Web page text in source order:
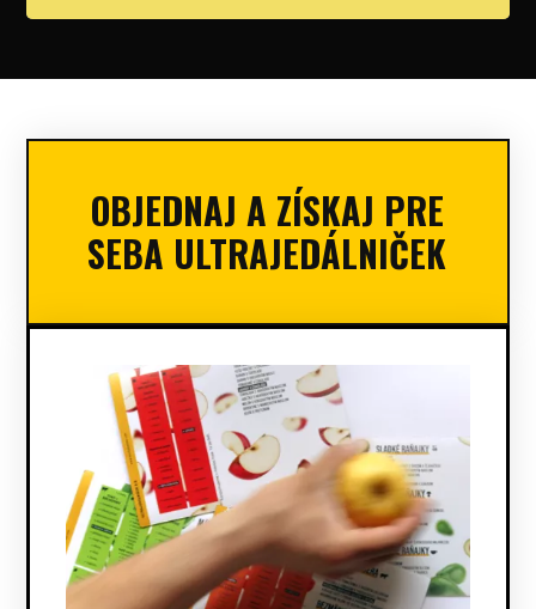
OBJEDNAJ A ZÍSKAJ PRE
SEBA ULTRAJEDÁLNIČEK